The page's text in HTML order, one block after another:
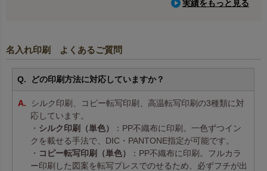
実績をもっと見る
名入れ印刷 よくあるご質問
どの印刷方法に対応していますか？
シルク印刷、コピー転写印刷、高温転写印刷の3種類に対
応しています。
・ シルク印刷（単色）
：PP不織布に印刷。一色ずつイン
クを載せる手法で、DIC・PANTONE指定が可能です。
・ コピー転写印刷（単色）
：PP不織布に印刷。フルカラ
ー印刷した図案を転写プレスでのせるため、必ずフチが出